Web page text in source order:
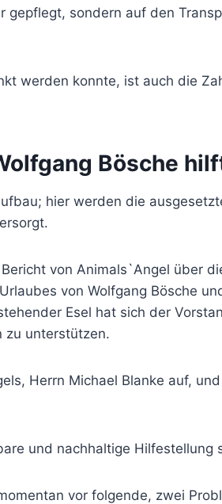
gepflegt, sondern auf den
werden konnte, ist auch die
Bösche
hier werden die
von Animals`Angel über
von Wolfgang Bösche
Esel hat sich der
zu unterstützen.
Herrn Michael Blanke auf,
und nachhaltige Hilfestellung
vor folgende, zwei